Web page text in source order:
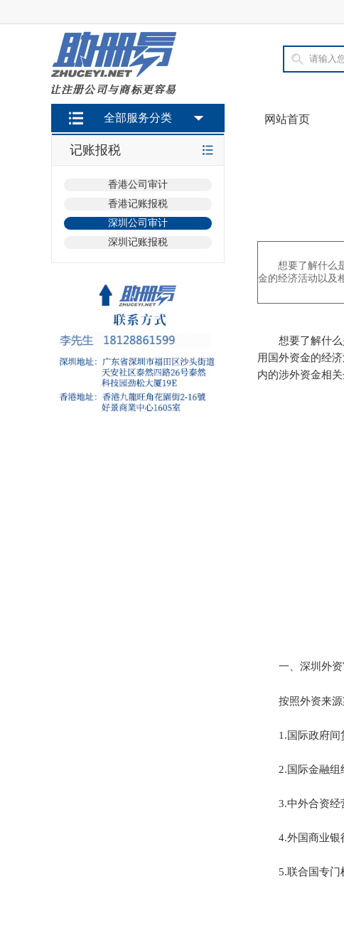
网站首页
全部服务分类
记账报税
香港公司审计
香港记账报税
深圳公司审计
深圳记账报税
想要了解什么
金的经济活动以及
想要了解什么是
用国外资金的经
内的涉外资金相
一、深圳外资
按照外资来源渠
1.国际政府间
2.国际金融组
3.中外合资经
4.外国商业银
5.联合国专门机